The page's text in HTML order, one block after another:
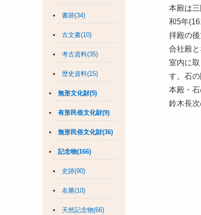
書跡(34)
古文書(10)
考古資料(35)
歴史資料(15)
無形文化財(5)
有形民俗文化財(9)
無形民俗文化財(36)
記念物(166)
史跡(90)
名勝(10)
天然記念物(66)
本殿は
和5年
拝殿の
合社殿
室内に
す。石
本殿・
鈴木長